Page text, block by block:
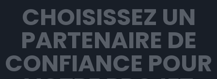
CHOISISSEZ UN
PARTENAIRE DE
CONFIANCE POUR